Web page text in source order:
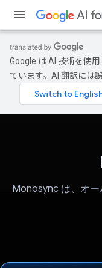
Google は AI 技術を使
ています。AI 翻訳には
Monosync は、オ